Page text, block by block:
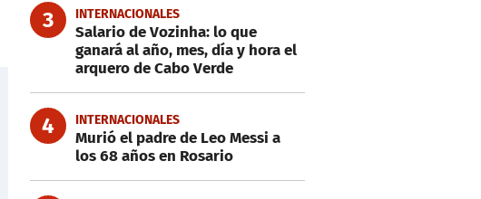
3 INTERNACIONALES
Salario de Vozinha: lo que
ganará al año, mes, día y hora el
arquero de Cabo Verde
4 INTERNACIONALES
Murió el padre de Leo Messi a
los 68 años en Rosario